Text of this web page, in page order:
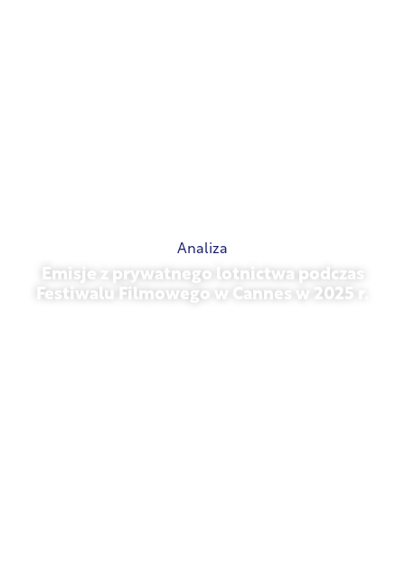
Analiza
Emisje z prywatnego lotnictwa podczas
Festiwalu Filmowego w Cannes w 2025 r.